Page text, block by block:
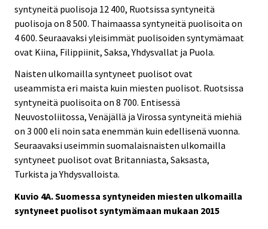
syntyneitä puolisoja 12 400, Ruotsissa syntyneitä
puolisoja on 8 500. Thaimaassa syntyneitä puolisoita on
4 600. Seuraavaksi yleisimmät puolisoiden syntymämaat
ovat Kiina, Filippiinit, Saksa, Yhdysvallat ja Puola.
Naisten ulkomailla syntyneet puolisot ovat
useammista eri maista kuin miesten puolisot. Ruotsissa
syntyneitä puolisoita on 8 700. Entisessä
Neuvostoliitossa, Venäjällä ja Virossa syntyneitä miehiä
on 3 000 eli noin sata enemmän kuin edellisenä vuonna.
Seuraavaksi useimmin suomalaisnaisten ulkomailla
syntyneet puolisot ovat Britanniasta, Saksasta,
Turkista ja Yhdysvalloista.
Kuvio 4A. Suomessa syntyneiden miesten ulkomailla
syntyneet puolisot syntymämaan mukaan 2015